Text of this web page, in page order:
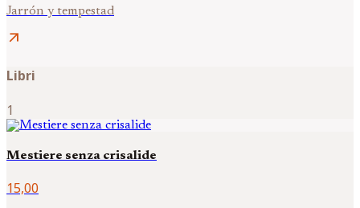
Jarrón y tempestad
arrow_outward
Libri
1
Mestiere senza crisalide
15,00